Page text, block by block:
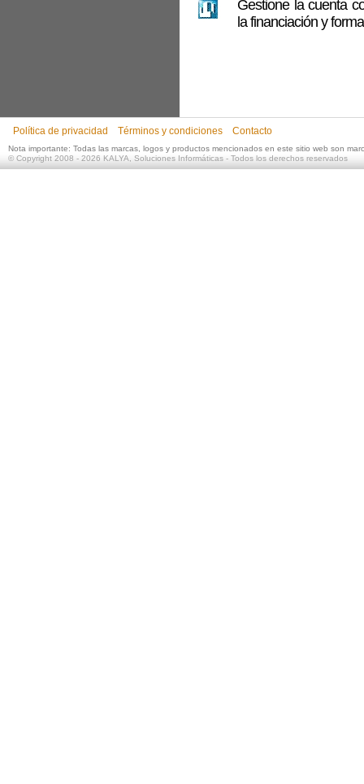
Gestione la cuenta
la financiación y
Política de privacidad Términos y condiciones Contacto
Nota importante: Todas las marcas, logos y productos mencionados en este sitio web son
©Copyright 2008 - 2026 KALYA, Soluciones Informáticas- Todos los derechos reservados